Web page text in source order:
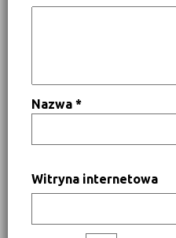
Nazwa *
Witryna internetowa